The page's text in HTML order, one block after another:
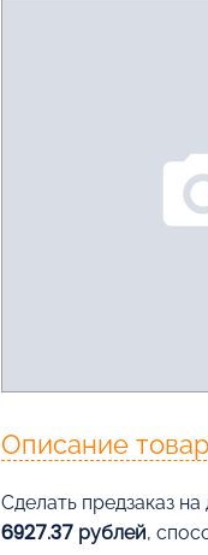
Описание
Cделать предзаказ
6927.37 рублей,